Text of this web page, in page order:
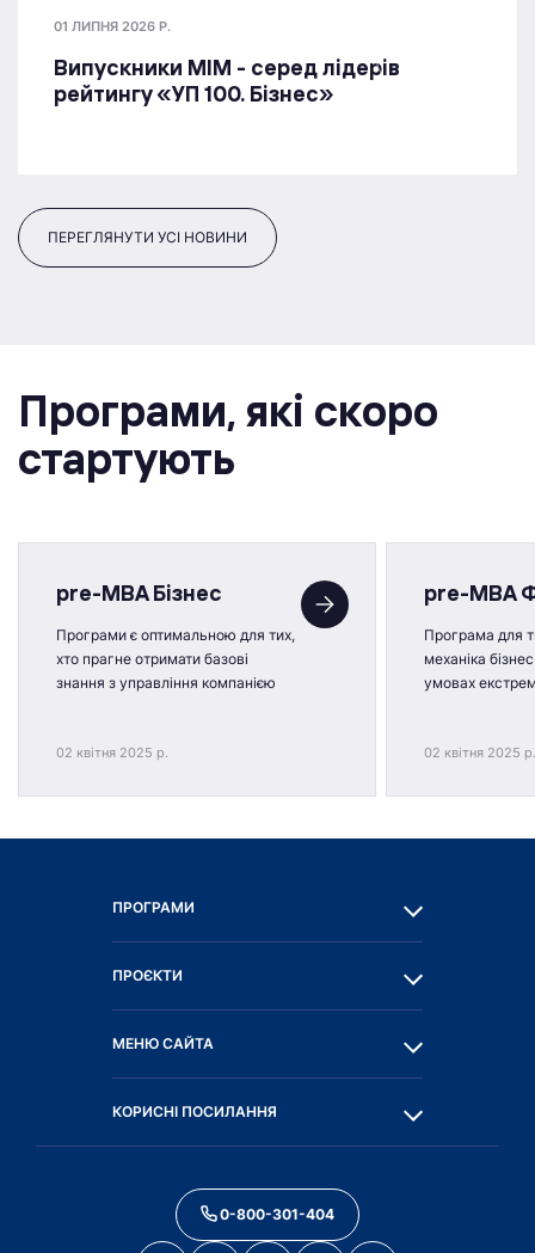
01 ЛИПНЯ 2026 Р.
Випускники МІМ - серед лідерів
рейтингу «УП 100. Бізнес»
ПЕРЕГЛЯНУТИ УСІ НОВИНИ
Програми, якi скоро
стартують
pre-MBA Бізнес
Програми є оптимальною для тих,
хто прагне отримати базові
знання з управління компанією
02 квітня 2025 р.
pre-MBA
Програма для
механіка
умовах
02 квітня 2025 р.
ПРОГРАМИ
ПРОЄКТИ
МЕНЮ САЙТА
КОРИСНІ ПОСИЛАННЯ
0-800-301-404